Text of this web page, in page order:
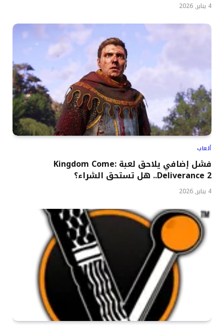
4 يناير, 2026
ألعاب
فشل إضافي يلاحق لعبة Kingdom Come:
Deliverance 2.. هل تستحق الشراء؟
4 يناير, 2026